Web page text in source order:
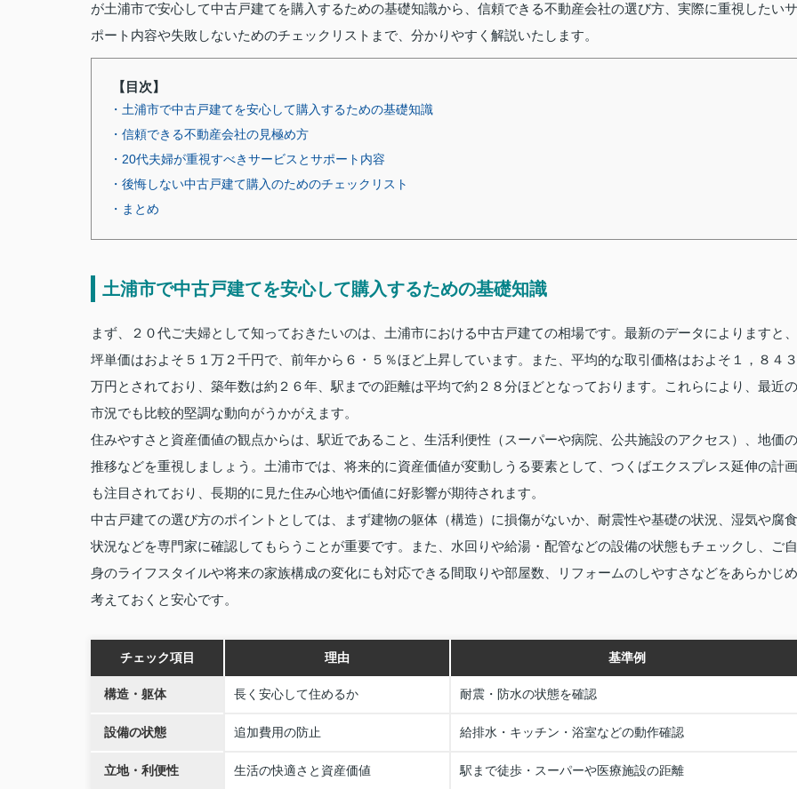
が土浦市で安心して中古戸建てを購入するための基礎知識から、信頼できる不動産会社の選び方、実際に重視したいサ
ポート内容や失敗しないためのチェックリストまで、分かりやすく解説いたします。
【目次】
・土浦市で中古戸建てを安心して購入するための基礎知識
・信頼できる不動産会社の見極め方
・20代夫婦が重視すべきサービスとサポート内容
・後悔しない中古戸建て購入のためのチェックリスト
・まとめ
土浦市で中古戸建てを安心して購入するための基礎知識
まず、２０代ご夫婦として知っておきたいのは、土浦市における中古戸建ての相場です。最新のデータによりますと、
坪単価はおよそ５１万２千円で、前年から６・５％ほど上昇しています。また、平均的な取引価格はおよそ１，８４３
万円とされており、築年数は約２６年、駅までの距離は平均で約２８分ほどとなっております。これらにより、最近の
市況でも比較的堅調な動向がうかがえます。
住みやすさと資産価値の観点からは、駅近であること、生活利便性（スーパーや病院、公共施設のアクセス）、地価の
推移などを重視しましょう。土浦市では、将来的に資産価値が変動しうる要素として、つくばエクスプレス延伸の計画
も注目されており、長期的に見た住み心地や価値に好影響が期待されます。
中古戸建ての選び方のポイントとしては、まず建物の躯体（構造）に損傷がないか、耐震性や基礎の状況、湿気や腐食
状況などを専門家に確認してもらうことが重要です。また、水回りや給湯・配管などの設備の状態もチェックし、ご自
身のライフスタイルや将来の家族構成の変化にも対応できる間取りや部屋数、リフォームのしやすさなどをあらかじめ
考えておくと安心です。
チェック項目 理由 基準例
構造・躯体 長く安心して住めるか 耐震・防水の状態を確認
設備の状態 追加費用の防止 給排水・キッチン・浴室などの動作確認
立地・利便性 生活の快適さと資産価値 駅まで徒歩・スーパーや医療施設の距離